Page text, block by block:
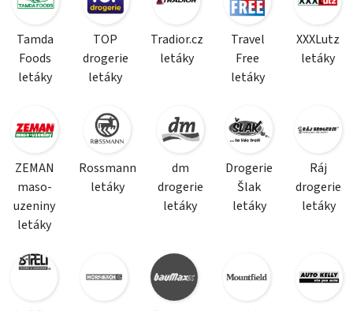
Tamda
Foods
letáky
TOP
drogerie
letáky
Tradior.cz
letáky
Travel
Free
letáky
XXXLutz
letáky
ZEMAN
maso-
uzeniny
letáky
Rossmann
letáky
dm
drogerie
letáky
Drogerie
Šlak
letáky
Ráj
drogerie
letáky